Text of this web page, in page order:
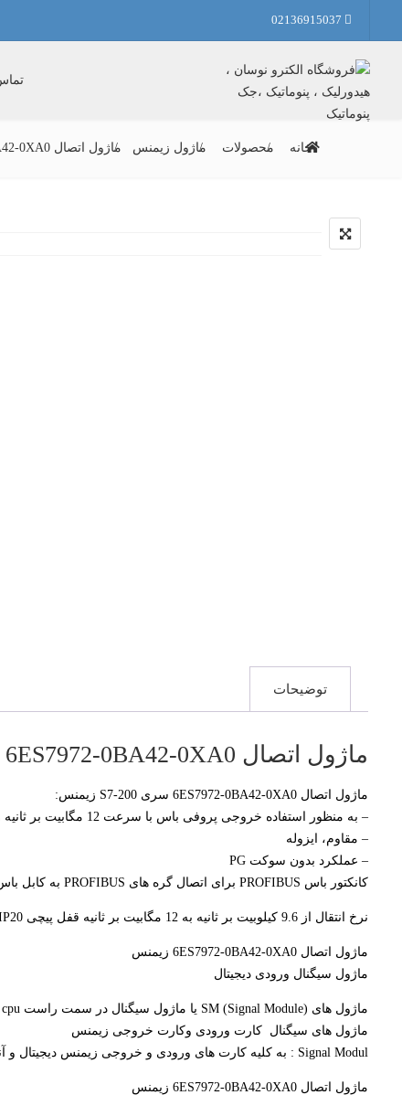
02136915037
خانه محصولات ماژول زیمنس ماژول اتصال 6ES7972-0BA42-0XA0 زیمنس
توضیحات
ماژول اتصال 6ES7972-0BA42-0XA0 زیمنس
ماژول اتصال 6ES7972-0BA42-0XA0 سری S7-200 زیمنس:
– به منظور استفاده خروجی پروفی باس با سرعت 12 مگابیت بر ثانیه و زاویه خروج کابل مایل
– مقاوم، ایزوله
– عملکرد بدون سوکت PG
کانکتور باس PROFIBUS برای اتصال گره های PROFIBUS به کابل باس PROFIBUS.
نرخ انتقال از 9.6 کیلوبیت بر ثانیه به 12 مگابیت بر ثانیه قفل پیچی IP20 رده بندی در دسترس بدون سوکت PG.
ماژول اتصال 6ES7972-0BA42-0XA0 زیمنس
ماژول سیگنال ورودی دیجیتال
ماژول های SM (Signal Module) یا ماژول سیگنال در سمت راست cpu های پی ال سی s7-1200 نصب می شود تا پی ال سی امکان انجام مدیریت فرایندها و توابع پیچیده تری را داشته باشد.
ماژول های سیگنال کارت ورودی وکارت خروجی زیمنس
Signal Modul : به کلیه کارت های ورودی و خروجی زیمنس دیجیتال و آنالوگ SM , DI , DO , AI , AO یا Signal Modul میگویند .
ماژول اتصال 6ES7972-0BA42-0XA0 زیمنس